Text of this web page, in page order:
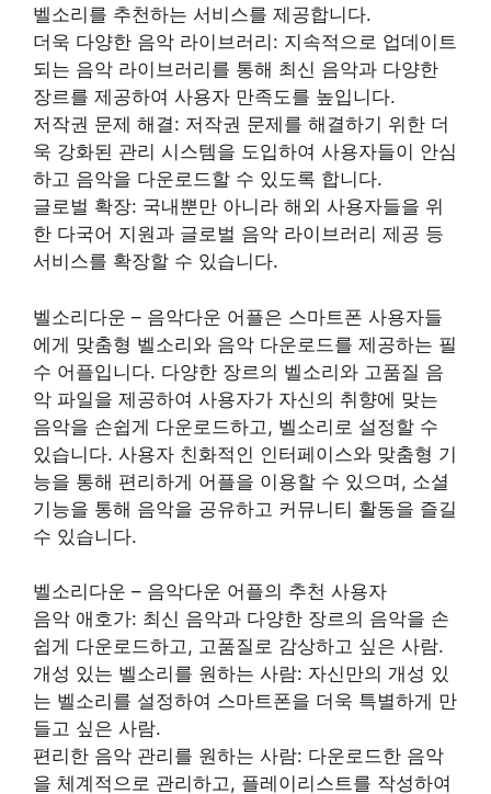
벨소리를 추천하는 서비스를 제공합니다.
더욱 다양한 음악 라이브러리: 지속적으로 업데이트
되는 음악 라이브러리를 통해 최신 음악과 다양한
장르를 제공하여 사용자 만족도를 높입니다.
저작권 문제 해결: 저작권 문제를 해결하기 위한 더
욱 강화된 관리 시스템을 도입하여 사용자들이 안심
하고 음악을 다운로드할 수 있도록 합니다.
글로벌 확장: 국내뿐만 아니라 해외 사용자들을 위
한 다국어 지원과 글로벌 음악 라이브러리 제공 등
서비스를 확장할 수 있습니다.
벨소리다운 – 음악다운 어플은 스마트폰 사용자들
에게 맞춤형 벨소리와 음악 다운로드를 제공하는 필
수 어플입니다. 다양한 장르의 벨소리와 고품질 음
악 파일을 제공하여 사용자가 자신의 취향에 맞는
음악을 손쉽게 다운로드하고, 벨소리로 설정할 수
있습니다. 사용자 친화적인 인터페이스와 맞춤형 기
능을 통해 편리하게 어플을 이용할 수 있으며, 소셜
기능을 통해 음악을 공유하고 커뮤니티 활동을 즐길
수 있습니다.
벨소리다운 – 음악다운 어플의 추천 사용자
음악 애호가: 최신 음악과 다양한 장르의 음악을 손
쉽게 다운로드하고, 고품질로 감상하고 싶은 사람.
개성 있는 벨소리를 원하는 사람: 자신만의 개성 있
는 벨소리를 설정하여 스마트폰을 더욱 특별하게 만
들고 싶은 사람.
편리한 음악 관리를 원하는 사람: 다운로드한 음악
을 체계적으로 관리하고, 플레이리스트를 작성하여